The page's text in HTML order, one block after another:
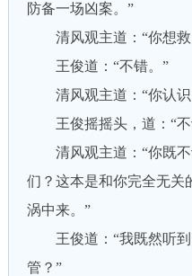
防备一场凶案。”
清风观主道：“你想救
王俊道：“不错。”
清风观主道：“你认识
王俊摇摇头，道：“不
清风观主道：“你既不
们？这本是和你完全无关
涡中来。”
王俊道：“我既然听到
管？”